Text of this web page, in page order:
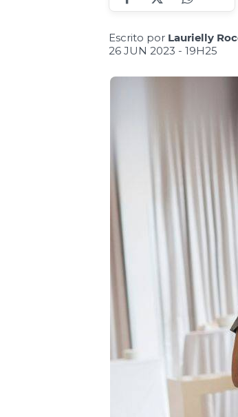
Escrito por Laurielly
26 JUN 2023 - 19H25